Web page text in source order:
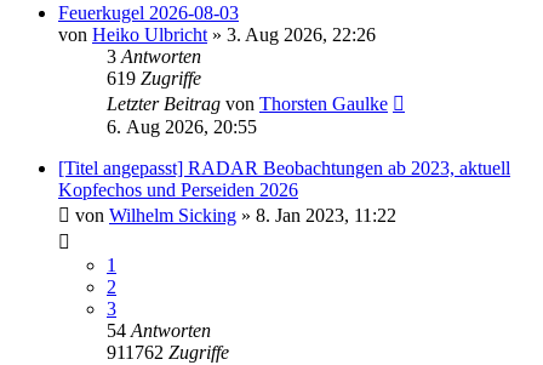
Feuerkugel 2026-08-03
von Heiko Ulbricht » 3. Aug 2026, 22:26
3 Antworten
619 Zugriffe
Letzter Beitrag von Thorsten Gaulke
6. Aug 2026, 20:55
[Titel angepasst] RADAR Beobachtungen ab 2023, aktuell
Kopfechos und Perseiden 2026
von Wilhelm Sicking » 8. Jan 2023, 11:22
1
2
3
54 Antworten
911762 Zugriffe